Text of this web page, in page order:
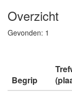
Overzicht
Gevonden: 1
Begrip